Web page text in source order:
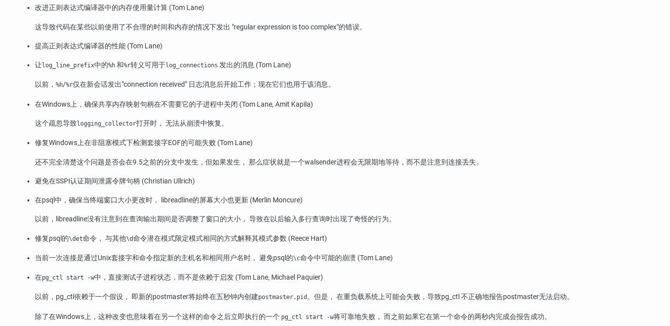
改进正则表达式编译器中的内存使用量计算 (Tom Lane)
这导致代码在某些以前使用了不合理的时间和内存的情况下发出 "regular expression is too complex"的错误。
提高正则表达式编译器的性能 (Tom Lane)
让 log_line_prefix中的%h 和%r转义可用于log_connections 发出的消息 (Tom Lane)
以前， %h/%r仅在新会话发出"connection received" 日志消息后开始工作；现在它们也用于该消息。
在Windows上，确保共享内存映射句柄在不需要它的子进程中关闭 (Tom Lane, Amit Kapila)
这个疏忽导致logging_collector打开时， 无法从崩溃中恢复。
修复Windows上在非阻塞模式下检测套接字EOF的可能失败 (Tom Lane)
还不完全清楚这个问题是否会在9.5之前的分支中发生，但如果发生， 那么症状就是一个walsender进程会无限期地等待，而不是注意到连接丢失。
避免在SSPI认证期间泄露令牌句柄 (Christian Ullrich)
在psql 中，确保当终端窗口大小更改时， libreadline的屏幕大小也更新 (Merlin Moncure)
以前， libreadline没有注意到在查询输出期间是否调整了窗口的大小， 导致在以后输入多行查询时出现了奇怪的行为。
修复psql 的\det命令， 与其他\d命令潜在模式限定模式相同的方式解释其模式参数 (Reece Hart)
当前一次连接是通过Unix套接字和命令指定新的主机名和相同用户名时， 避免psql 的\c命令中可能的崩溃 (Tom Lane)
在pg_ctl start -w中，直接测试子进程状态，而不是依赖于启发 (Tom Lane, Michael Paquier)
以前， pg_ctl 依赖于一个假设， 即新的postmaster将始终在五秒钟内创建postmaster.pid 。但是， 在重负载系统上可能会失败，导致pg_ctl 不正确地报告postmaster无法启动。
除了在Windows上，这种改变也意味着在另一个这样的命令之后立即执行的一个 pg_ctl start -w将可靠地失败， 而之前如果它在第一个命令的两秒内完成会报告成功。